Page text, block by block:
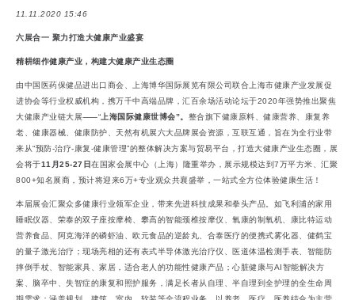
11.11.2020 15:46
六展合一 聚力打造大健康产业盛宴
精耕细作健康产业，构建大健康产业生态圈
由中国医药保健品进出口商会、上海博华国际展览有限公司联合上海市健康产业发展促
进协会等行业权威机构，携万千中高端品牌，汇百余场活动论坛于2020年强势推出聚焦
大健康产业链大展⸺“ 上海国际健康世博会”。 整合旗下健康原料、健康营养、康复养
老、健康器械、健康防护、天然有机展六大品牌展会资源，互联互通，旨在为全行业带
来从“预防-治疗-康复-健康管理”的整体解决方案与贸易平台，打造大健康产业生态圈，展
会将于11月25-27日在国家会展中心（上海）隆重举办，展示规模达到7万平方米、汇聚
800+知名展商，预计将迎来6万+专业观众共襄盛举，一站式全方位体验健康生活！
本届展会汇聚众多健康行业领军企业，带来先进科技成果和拳头产品。如飞利浦的家用
睡眠仪器、荣泰的双子座按摩椅、攀高的智能颈椎按摩仪、氧康的制氧机、康比特运动
营养食品、阿克海洋的磷虾油、欧元食品的逆龄丸、合泰医疗的便携式雾化器、健鹤宝
的量子激光治疗；现场亮相的还有表式半导体激光治疗仪、医道体温检测手表、智能防
摔倒手杖、智能家具、家居，适合老人的功能性健康产品；心脏健康与AI智能解决方
案、脑卒中、失智症的康复和照护服务，满足长者从自理、半自理到全护理的全生命周